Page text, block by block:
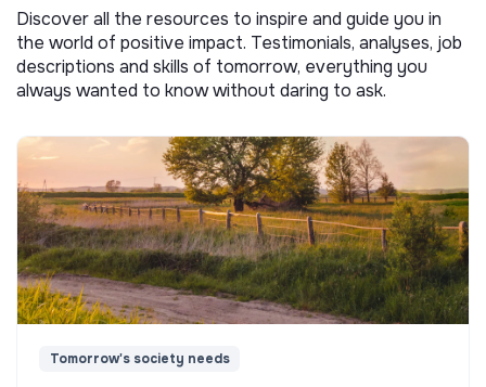
Discover all the resources to inspire and guide you in
the world of positive impact. Testimonials, analyses, job
descriptions and skills of tomorrow, everything you
always wanted to know without daring to ask.
Tomorrow's society needs